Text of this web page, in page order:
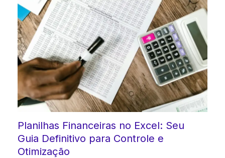
Planilhas Financeiras no Excel: Seu
Guia Definitivo para Controle e
Otimização